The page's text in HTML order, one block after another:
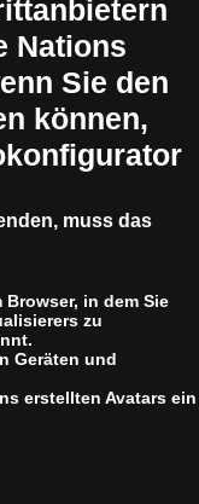
Nations
Sie den
können,
muss das
in dem Sie
zu
Geräten und
erstellten Avatars ein